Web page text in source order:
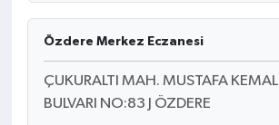
Özdere Merkez Eczanesi
ÇUKURALTI MAH. MUSTAFA
BULVARI NO:83 J ÖZDERE